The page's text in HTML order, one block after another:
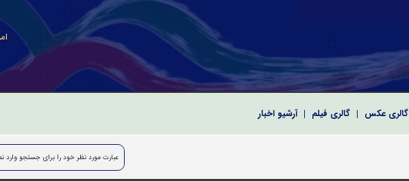
گالری عکس گالری فیلم آرشیو اخبار